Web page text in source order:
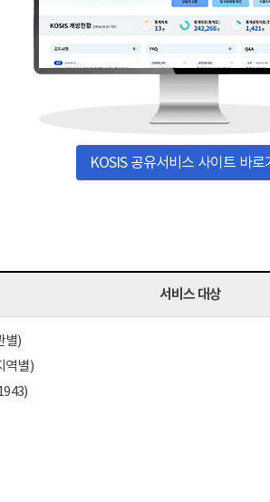
KOSIS 공유서비스 사이트 바로
서비스 대상
별)
역별)